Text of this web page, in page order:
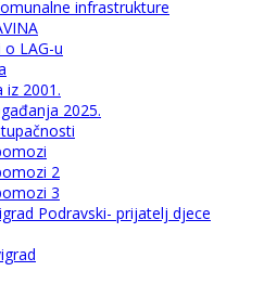
infrastrukture
o LAG-u
2001.
2025.
2
3
Podravski- prijatelj djece